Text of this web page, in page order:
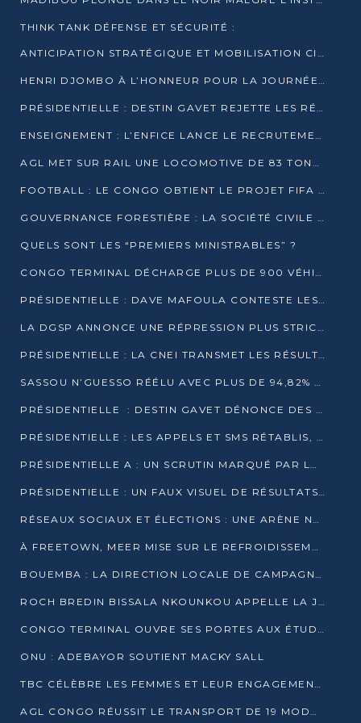
THINK TANK DÉFENSE ET SÉCURITÉ :
ANTICIPATION STRATÉGIQUE ET MOBILISATION CITOYENNE POUR NOTRE SOUVERAINETÉ NATIONALE
HENRI DJOMBO À L’HONNEUR POUR LA JOURNÉE MONDIALE DU THÉÂTRE
PRÉSIDENTIELLE : DESTIN GAVET REJETTE LES RÉSULTATS ET APPELLE À UN DIALOGUE NATIONAL
ENSEIGNEMENT : L’ENFICE LANCE LE RECRUTEMENT DE SA PREMIÈRE PROMOTION DE PROFESSEURS DES ÉCOLES
AGL MET SUR RAIL UNE LOCOMOTIVE DE 83 TONNES À POINTE-NOIRE
FOOTBALL : LE CONGO OBTIENT LE PROJET FIFA ARENA POUR SES 15 DÉPARTEMENTS
GOUVERNANCE FORESTIÈRE : LA SOCIÉTÉ CIVILE CONGOLAISE AFFICHE SES PRIORITÉS POUR 2026
QUELS SONT LES “PREMIERS MINISTRABLES” ?
CONGO TERMINAL DÉCHARGE PLUS DE 900 VÉHICULES EN QUELQUES HEURES
PRÉSIDENTIELLE : DAVE MAFOULA CONTESTE LES RÉSULTATS PROVISOIRES
LA DGSP ANNONCE UNE RÉPRESSION PLUS STRICTE CONTRE LES MOTO-TAXIS
PRÉSIDENTIELLE : LA CNEI TRANSMET LES RÉSULTATS PROVISOIRES À LA COUR CONSTITUTIONNELLE
SASSOU N’GUESSO RÉÉLU AVEC PLUS DE 94,82% DES VOIX
PRÉSIDENTIELLE : DESTIN GAVET DÉNONCE DES IRRÉGULARITÉS ET REVENDIQUE LA VICTOIRE
PRÉSIDENTIELLE : LES APPELS ET SMS RÉTABLIS, INTERNET RESTE BLOQUÉ
PRÉSIDENTIELLE A : UN SCRUTIN MARQUÉ PAR LA COUPURE D’INTERNET ET UNE AFFLUENCE TIMIDE À BRAZZAVILLE
PRÉSIDENTIELLE : UN FAUX VISUEL DE RÉSULTATS CIRCULE
RÉSEAUX SOCIAUX ET ÉLECTIONS : UNE ARÈNE NUMÉRIQUE EN PLEINE MUTATION AU CONGO
À FREETOWN, MEER MISE SUR LE REFROIDISSEMENT PASSIF FACE À LA CHALEUR EXTRÊME
BOUEMBA : LA DIRECTION LOCALE DE CAMPAGNE DE DENIS SASSOU N’GUESSO MULTIPLIE LES ACTIVITÉS DE MOBILISATION
ROCH BREDIN BISSALA NKOUNKOU APPELLE LA JEUNESSE DE GOMA TSÉ-TSÉ À UN VOTE MASSIF POUR DENIS SASSOU NGUESSO
CONGO TERMINAL OUVRE SES PORTES AUX ÉTUDIANTS EN TRANSPORT ET LOGISTIQUE
ONU : ADEBAYOR SOUTIENT MACKY SALL
TBC CÉLÈBRE LES FEMMES ET LEUR ENGAGEMENT À L’OCCASION DU 8 MARS
AGL CONGO RÉUSSIT LE TRANSPORT DE 19 MODULES HORS GABARIT ENTRE POINTE-NOIRE ET BRAZZAVILLE